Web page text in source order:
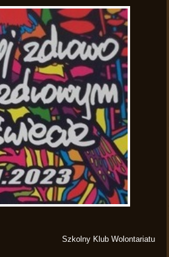
Szkolny Klub Wolontariatu